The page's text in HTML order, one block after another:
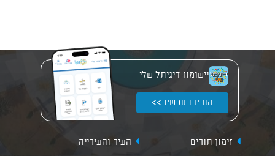
יישומון דיגיתל שלי
הורידו עכשיו >>
זימון תורים
העיר והעירייה